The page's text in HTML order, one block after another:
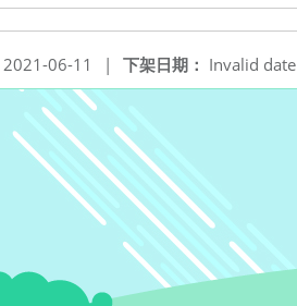
下架日期： Invalid date
2021-06-11 |